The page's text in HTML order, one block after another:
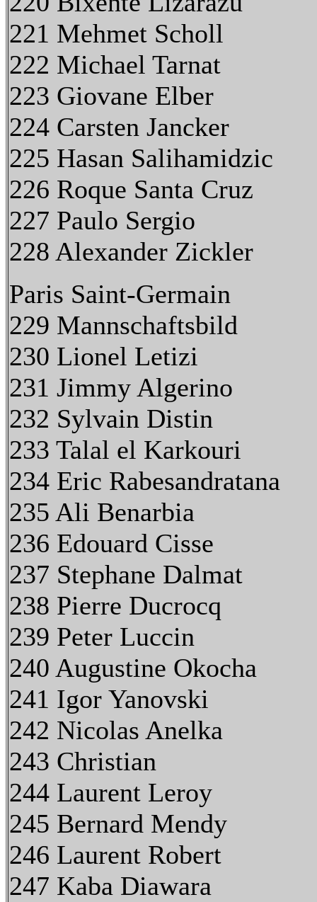
221 Mehmet Scholl
222 Michael Tarnat
223 Giovane Elber
224 Carsten Jancker
225 Hasan Salihamidzic
226 Roque Santa Cruz
227 Paulo Sergio
228 Alexander Zickler
Paris Saint-Germain
229 Mannschaftsbild
230 Lionel Letizi
231 Jimmy Algerino
232 Sylvain Distin
233 Talal el Karkouri
234 Eric Rabesandratana
235 Ali Benarbia
236 Edouard Cisse
237 Stephane Dalmat
238 Pierre Ducrocq
239 Peter Luccin
240 Augustine Okocha
241 Igor Yanovski
242 Nicolas Anelka
243 Christian
244 Laurent Leroy
245 Bernard Mendy
246 Laurent Robert
247 Kaba Diawara